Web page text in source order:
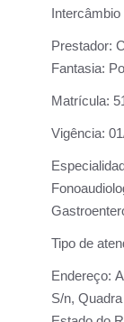
Prestador:
Fantasia:
Matrícula:
Vigência:
Tipo de
Endereço:
S/n,